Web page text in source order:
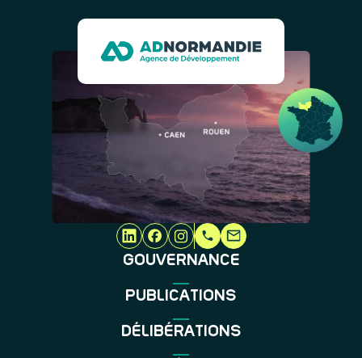
GOUVERNANCE
PUBLICATIONS
DÉLIBÉRATIONS